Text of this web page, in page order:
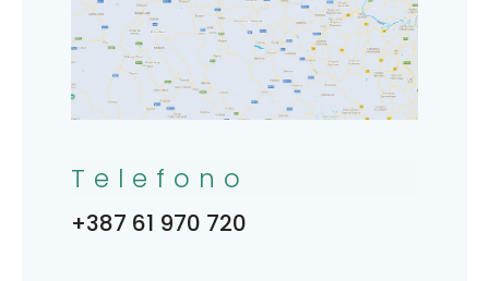
Telefono
+387 61 970 720